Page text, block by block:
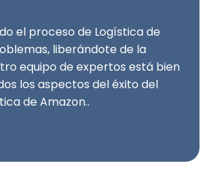
el proceso de Logística de
liberándote de la
equipo de expertos está bien
los aspectos del éxito del
de Amazon..